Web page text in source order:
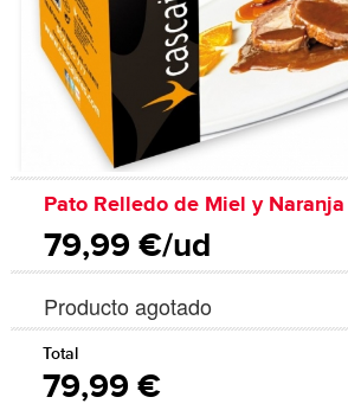
Pato Relledo de Miel y Naranja
79,99 €/ud
Producto agotado
Total
79,99 €